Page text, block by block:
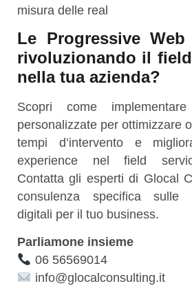
misura delle real
Le Progressive
rivoluzionando il
nella tua azienda?
Scopri come
personalizzate per ottimizzare
tempi d’intervento e
experience nel field
Contatta gli esperti di Glocal
consulenza specifica sulle
digitali per il tuo business.
Parliamone insieme
06 56569014
info@glocalconsulting.it